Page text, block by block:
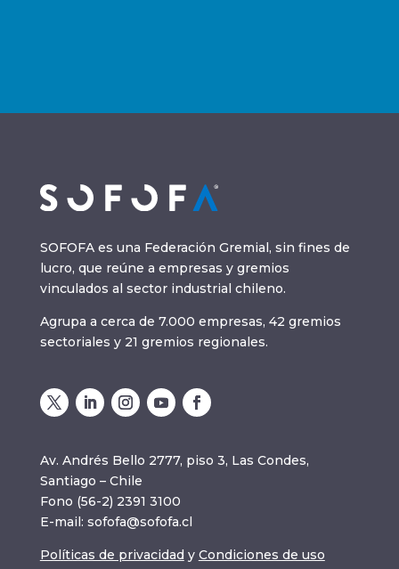
SOFOFA es una Federación Gremial, sin fines de
lucro, que reúne a empresas y gremios
vinculados al sector industrial chileno.
Agrupa a cerca de 7.000 empresas, 42 gremios
sectoriales y 21 gremios regionales.
Av. Andrés Bello 2777, piso 3, Las Condes,
Santiago – Chile
Fono (56-2) 2391 3100
E-mail: sofofa@sofofa.cl
Políticas de privacidad y Condiciones de uso